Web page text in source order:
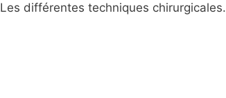
Les différentes techniques chirurgicales.